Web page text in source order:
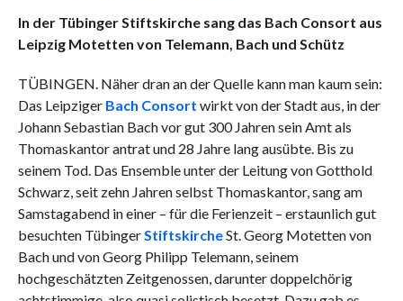
In der Tübinger Stiftskirche sang das Bach Consort aus
Leipzig Motetten von Telemann, Bach und Schütz
TÜBINGEN. Näher dran an der Quelle kann man kaum sein:
Das Leipziger Bach Consort wirkt von der Stadt aus, in der
Johann Sebastian Bach vor gut 300 Jahren sein Amt als
Thomaskantor antrat und 28 Jahre lang ausübte. Bis zu
seinem Tod. Das Ensemble unter der Leitung von Gotthold
Schwarz, seit zehn Jahren selbst Thomaskantor, sang am
Samstagabend in einer – für die Ferienzeit – erstaunlich gut
besuchten TübingerStiftskircheSt. Georg Motetten von
Bach und von Georg Philipp Telemann, seinem
hochgeschätzten Zeitgenossen, darunter doppelchörig